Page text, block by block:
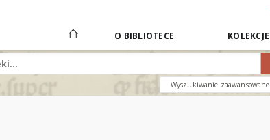
O BIBLIOTECE KOLEKCJE
Wyszukiwanie zaawansowane